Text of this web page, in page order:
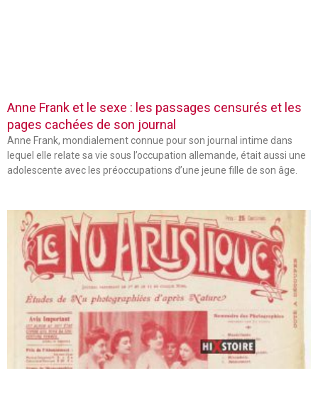
Anne Frank et le sexe : les passages censurés et les
pages cachées de son journal
Anne Frank, mondialement connue pour son journal intime dans
lequel elle relate sa vie sous l’occupation allemande, était aussi une
adolescente avec les préoccupations d’une jeune fille de son âge.